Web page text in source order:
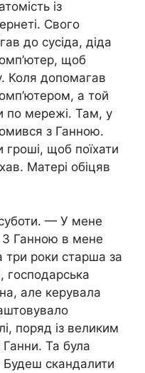
із
Свого
до сусіда, діда
щоб
Коля допомагав
а той
по мережі. Там, у
з Ганною.
гроші, щоб поїхати
Матері обіцяв
— У мене
Ганною в мене
три роки старша за
господарська
але керувала
поряд із великим
Та була
скандалити